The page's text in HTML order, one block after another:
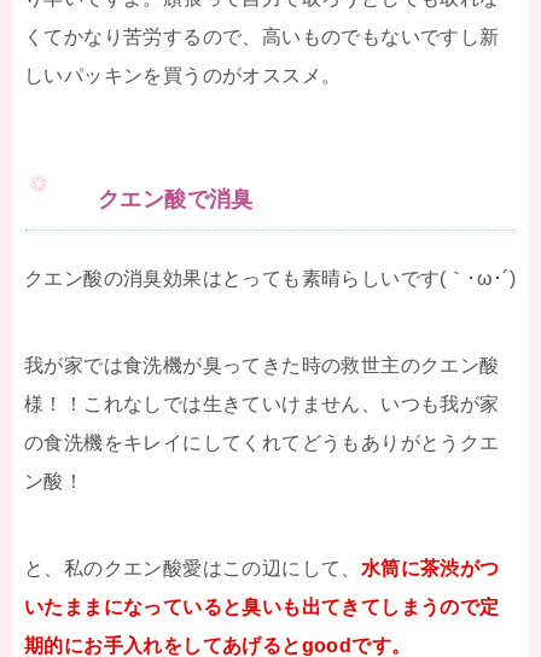
くてかなり苦労するので、高いものでもないですし新
しいパッキンを買うのがオススメ。
クエン酸で消臭
クエン酸の消臭効果はとっても素晴らしいです(｀･ω･´)
我が家では食洗機が臭ってきた時の救世主のクエン酸
様！！これなしでは生きていけません、いつも我が家
の食洗機をキレイにしてくれてどうもありがとうクエ
ン酸！
と、私のクエン酸愛はこの辺にして、 水筒に茶渋がつ
いたままになっていると臭いも出てきてしまうので定
期的にお手入れをしてあげるとgoodです。